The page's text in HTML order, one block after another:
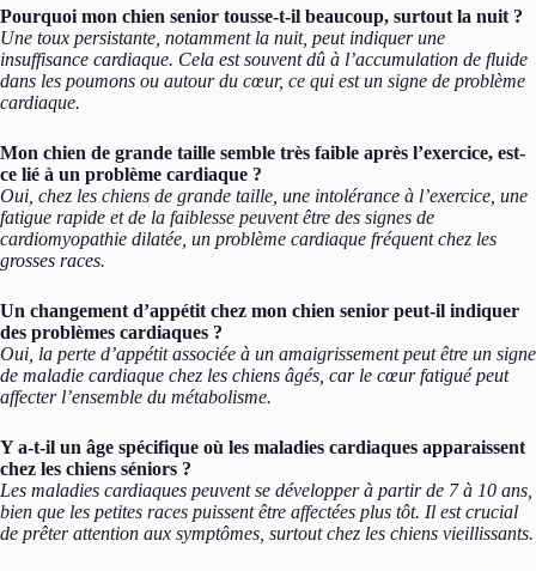
Pourquoi mon chien senior tousse-t-il beaucoup, surtout la nuit ?
Une toux persistante, notamment la nuit, peut indiquer une
insuffisance cardiaque. Cela est souvent dû à l’accumulation de fluide
dans les poumons ou autour du cœur, ce qui est un signe de problème
cardiaque.
Mon chien de grande taille semble très faible après l’exercice, est-
ce lié à un problème cardiaque ?
Oui, chez les chiens de grande taille, une intolérance à l’exercice, une
fatigue rapide et de la faiblesse peuvent être des signes de
cardiomyopathie dilatée, un problème cardiaque fréquent chez les
grosses races.
Un changement d’appétit chez mon chien senior peut-il indiquer
des problèmes cardiaques ?
Oui, la perte d’appétit associée à un amaigrissement peut être un signe
de maladie cardiaque chez les chiens âgés, car le cœur fatigué peut
affecter l’ensemble du métabolisme.
Y a-t-il un âge spécifique où les maladies cardiaques apparaissent
chez les chiens séniors ?
Les maladies cardiaques peuvent se développer à partir de 7 à 10 ans,
bien que les petites races puissent être affectées plus tôt. Il est crucial
de prêter attention aux symptômes, surtout chez les chiens vieillissants.